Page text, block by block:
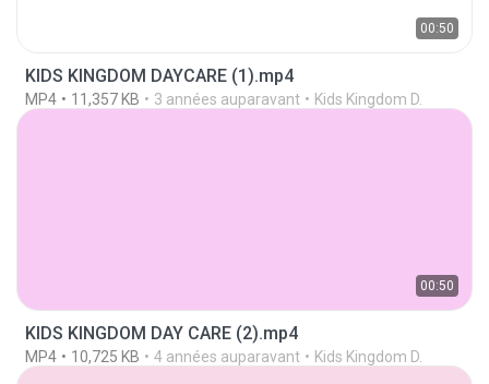
00:50
KIDS KINGDOM DAYCARE (1).mp4
MP4 11,357 KB 3 années auparavant Kids Kingdom D.
00:50
KIDS KINGDOM DAY CARE (2).mp4
MP4 10,725 KB 4 années auparavant Kids Kingdom D.